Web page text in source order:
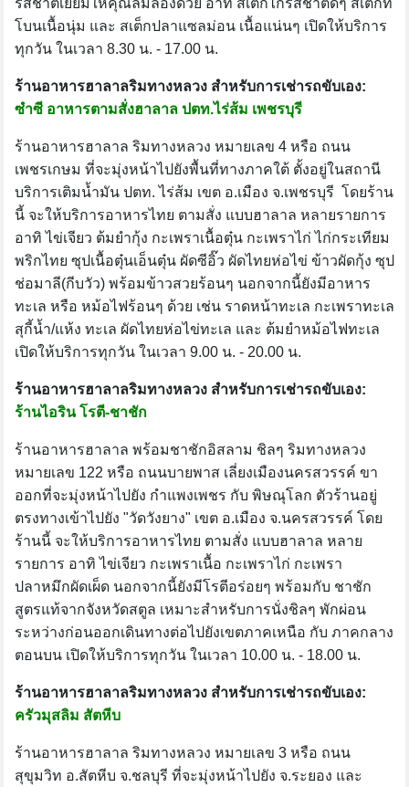
โบนเนื้อนุ่ม และ สเต็กปลาแซลม่อน เนื้อแน่นๆ เปิดให้บริการ
ทุกวัน ในเวลา 8.30 น. - 17.00 น.
ร้านอาหารฮาลาลริมทางหลวง สำหรับการเช่ารถขับเอง:
ซำซี อาหารตามสั่งฮาลาล ปตท.ไร่ส้ม เพชรบุรี
ร้านอาหารฮาลาล ริมทางหลวง หมายเลข 4 หรือ ถนน
เพชรเกษม ที่จะมุ่งหน้าไปยังพื้นที่ทางภาคใต้ ตั้งอยู่ในสถานี
บริการเติมน้ำมัน ปตท. ไร่ส้ม เขต อ.เมือง จ.เพชรบุรี โดยร้าน
นี้ จะให้บริการอาหารไทย ตามสั่ง แบบฮาลาล หลายรายการ
อาทิ ไข่เจียว ต้มยำกุ้ง กะเพราเนื้อตุ๋น กะเพราไก่ ไก่กระเทียม
พริกไทย ซุปเนื้อตุ๋นเอ็นตุ๋น ผัดซีอิ๊ว ผัดไทยห่อไข่ ข้าวผัดกุ้ง ซุป
ช่อมาลี(กีบวัว) พร้อมข้าวสวยร้อนๆ นอกจากนี้ยังมีอาหาร
ทะเล หรือ หม้อไฟร้อนๆ ด้วย เช่น ราดหน้าทะเล กะเพราทะเล
สุกี้น้ำ/แห้ง ทะเล ผัดไทยห่อไข่ทะเล และ ต้มยำหม้อไฟทะเล
เปิดให้บริการทุกวัน ในเวลา 9.00 น. - 20.00 น.
ร้านอาหารฮาลาลริมทางหลวง สำหรับการเช่ารถขับเอง:
ร้านไอริน โรตี-ชาชัก
ร้านอาหารฮาลาล พร้อมชาชักอิสลาม ชิลๆ ริมทางหลวง
หมายเลข 122 หรือ ถนนบายพาส เลี่ยงเมืองนครสวรรค์ ขา
ออกที่จะมุ่งหน้าไปยัง กำแพงเพชร กับ พิษณุโลก ตัวร้านอยู่
ตรงทางเข้าไปยัง "วัดวังยาง" เขต อ.เมือง จ.นครสวรรค์ โดย
ร้านนี้ จะให้บริการอาหารไทย ตามสั่ง แบบฮาลาล หลาย
รายการ อาทิ ไข่เจียว กะเพราเนื้อ กะเพราไก่ กะเพรา
ปลาหมึกผัดเผ็ด นอกจากนี้ยังมีโรตีอร่อยๆ พร้อมกับ ชาชัก
สูตรแท้จากจังหวัดสตูล เหมาะสำหรับการนั่งชิลๆ พักผ่อน
ระหว่างก่อนออกเดินทางต่อไปยังเขตภาคเหนือ กับ ภาคกลาง
ตอนบน เปิดให้บริการทุกวัน ในเวลา 10.00 น. - 18.00 น.
ร้านอาหารฮาลาลริมทางหลวง สำหรับการเช่ารถขับเอง:
ครัวมุสลิม สัตหีบ
ร้านอาหารฮาลาล ริมทางหลวง หมายเลข 3 หรือ ถนน
สุขุมวิท อ.สัตหีบ จ.ชลบุรี ที่จะมุ่งหน้าไปยัง จ.ระยอง และ